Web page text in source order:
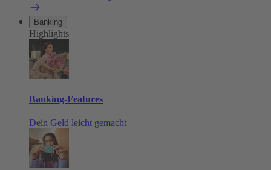
Banking
Highlights
Banking-Features
Dein Geld leicht gemacht